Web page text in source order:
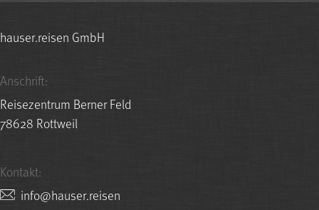
hauser.reisen GmbH
Anschrift:
Reisezentrum Berner Feld
78628 Rottweil
Kontakt:
nesier.resuah@ofni